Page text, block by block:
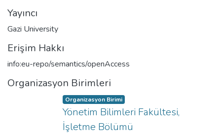
Yayıncı
Gazi University
Erişim Hakkı
info:eu-repo/semantics/openAccess
Organizasyon Birimleri
Organizasyon Birimi
Yönetim Bilimleri Fakültesi,
İşletme Bölümü